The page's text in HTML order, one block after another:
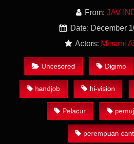
From: JAV
Date: December
Actors: Minami
Uncesored Digimo
handjob hi-vision
Pelacur
perempuan